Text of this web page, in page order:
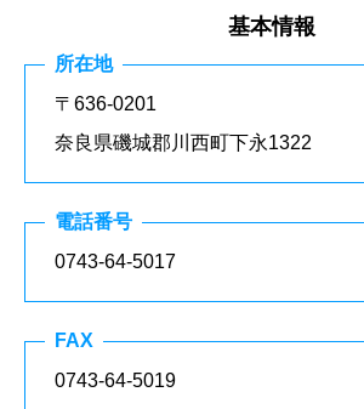
基本情報
所在地
〒636-0201
奈良県磯城郡川西町下永1322
電話番号
0743-64-5017
FAX
0743-64-5019